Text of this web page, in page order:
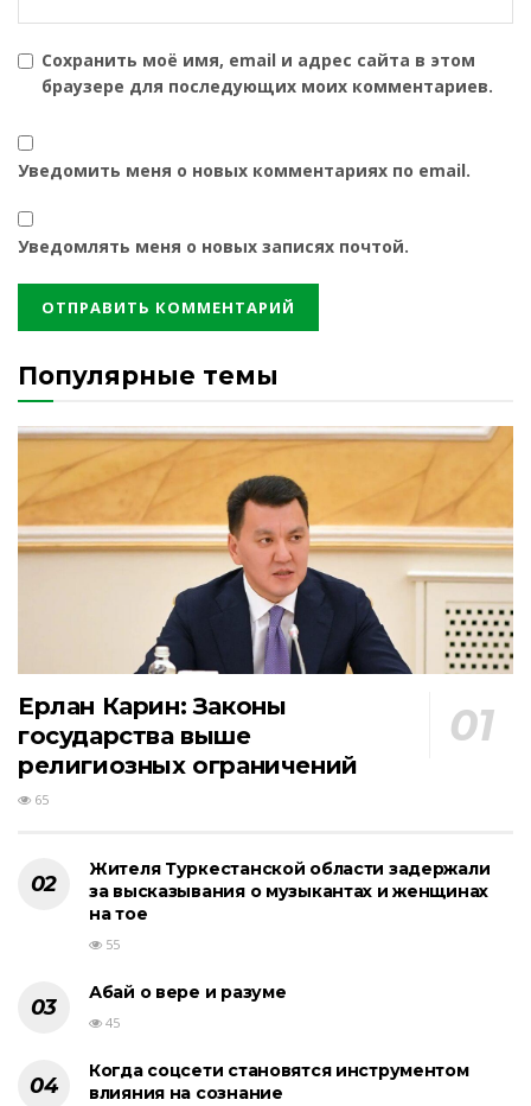
Сохранить моё имя, email и адрес сайта в этом
браузере для последующих моих комментариев.
Уведомить меня о новых комментариях по email.
Уведомлять меня о новых записях почтой.
Популярные темы
Ерлан Карин: Законы
государства выше
религиозных ограничений
65
Жителя Туркестанской области задержали
за высказывания о музыкантах и женщинах
на тое
55
Абай о вере и разуме
45
Когда соцсети становятся инструментом
влияния на сознание